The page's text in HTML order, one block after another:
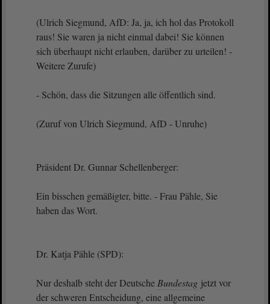
(Ulrich Siegmund, AfD: Ja, ja, ich hol das Protokoll
raus! Sie waren ja nicht einmal dabei! Sie können
sich überhaupt nicht erlauben, darüber zu urteilen! -
Weitere Zurufe)
- Schön, dass die Sitzungen alle öffentlich sind.
(Zuruf von Ulrich Siegmund, AfD - Unruhe)
Präsident Dr. Gunnar Schellenberger:
Ein bisschen gemäßigter, bitte. - Frau Pähle, Sie
haben das Wort.
Dr. Katja Pähle (SPD):
Nur deshalb steht der Deutsche Bundestag jetzt vor
der schweren Entscheidung, eine allgemeine